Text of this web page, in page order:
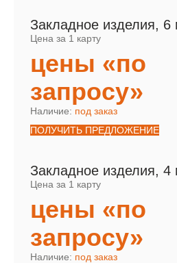
Закладное изделия,
Цена за 1 карту
цены «по
запросу»
Наличие: под заказ
ПОЛУЧИТЬ ПРЕДЛОЖЕНИЕ
Закладное изделия,
Цена за 1 карту
цены «по
запросу»
Наличие: под заказ